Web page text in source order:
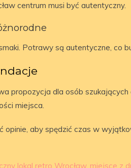
centrum musi być autentyczny.
Potrawy są autentyczne, co
propozycja dla osób szukających
miejsca.
opinie, aby spędzić czas w
lokal retro Wrocław, miejsce z